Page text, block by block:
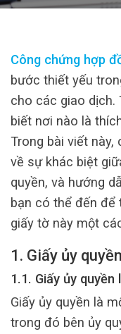
Công chứng hợp
bước thiết yếu
cho các giao dịch.
biết nơi nào là
Trong bài viết này,
về sự khác biệt
quyền, và hướng
bạn có thể đến để
giấy tờ này một
1. Giấy ủy
1.1. Giấy ủy quyền
Giấy ủy quyền là
trong đó bên ủy